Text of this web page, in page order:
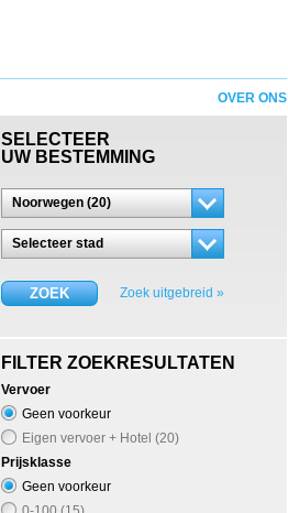
OVER ONS
SELECTEER
UW BESTEMMING
Noorwegen (20)
Selecteer stad
ZOEK Zoek uitgebreid »
FILTER ZOEKRESULTATEN
Vervoer
Geen voorkeur
Eigen vervoer + Hotel (20)
Prijsklasse
Geen voorkeur